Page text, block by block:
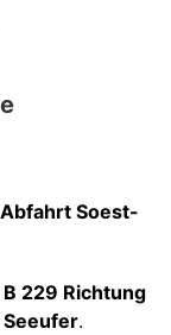
Soest-
229 Richtung
.